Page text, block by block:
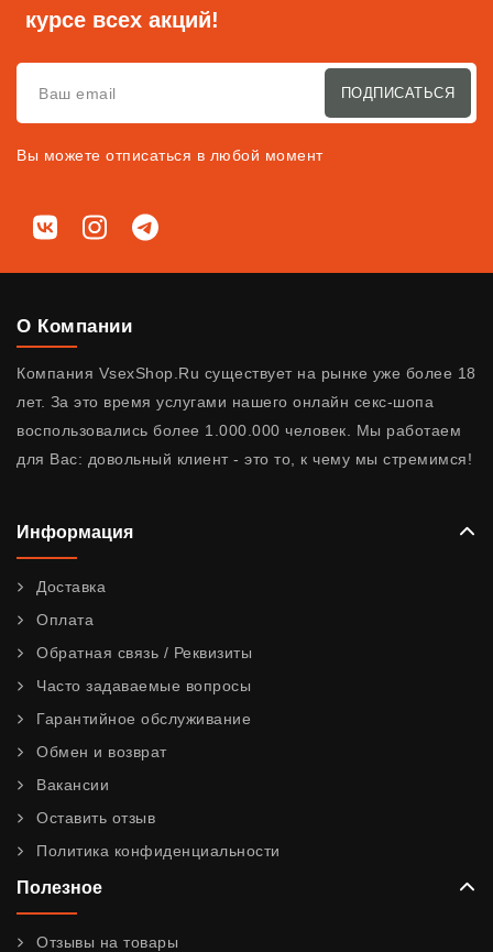
курсе всех акций!
ПОДПИСАТЬСЯ
Вы можете отписаться в любой момент
Мы в соц. сетях
ВКонтактеInstagramTelegram
О Компании
Компания VsexShop.Ru существует на рынке уже более 18
лет. За это время услугами нашего онлайн секс-шопа
воспользовались более 1.000.000 человек. Мы работаем
для Вас: довольный клиент - это то, к чему мы стремимся!
Информация
Доставка
Оплата
Обратная связь / Реквизиты
Часто задаваемые вопросы
Гарантийное обслуживание
Обмен и возврат
Вакансии
Оставить отзыв
Политика конфиденциальности
Полезное
Отзывы на товары